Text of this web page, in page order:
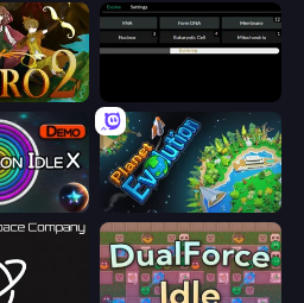
Hero 2
X Planet Evolution: Idle Clicker